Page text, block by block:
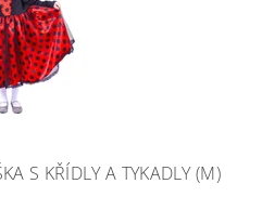
S KŘÍDLY A TYKADLY (M)